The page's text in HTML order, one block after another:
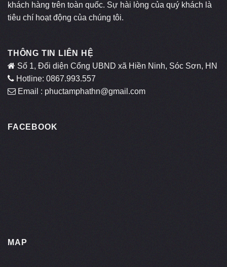
khách hàng trên toàn quốc. Sự hài lòng của quý khách là
tiêu chí hoạt động của chúng tôi.
THÔNG TIN LIÊN HỆ
Số 1, Đối diện Cổng UBND xã Hiền Ninh, Sóc Sơn, HN
Hotline: 0867.993.557
Email : phuctamphathn@gmail.com
FACEBOOK
MAP